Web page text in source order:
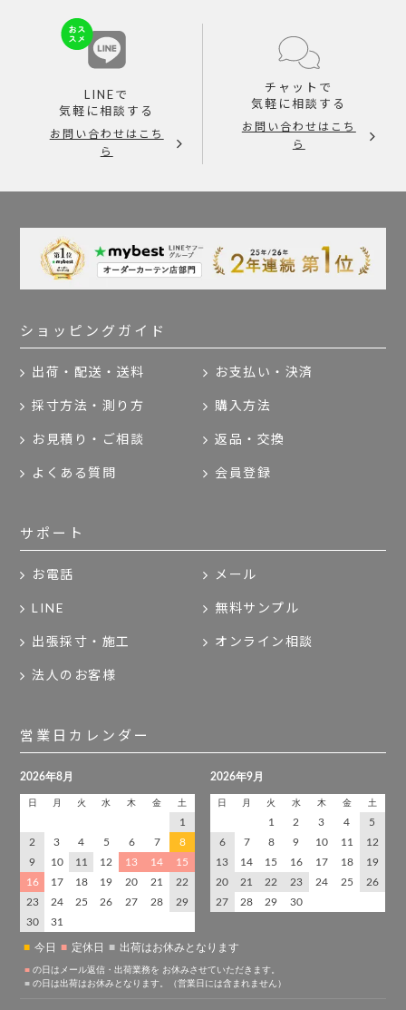
LINEで
気軽に相談する
お問い合わせはこち
ら
チャットで
気軽に相談する
お問い合わせはこち
ら
ショッピングガイド
出荷・配送・送料 お支払い・決済
採寸方法・測り方 購入方法
お見積り・ご相談 返品・交換
よくある質問 会員登録
サポート
お電話 メール
LINE 無料サンプル
出張採寸・施工 オンライン相談
法人のお客様
営業日カレンダー